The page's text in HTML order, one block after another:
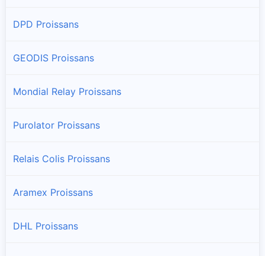
DPD Proissans
GEODIS Proissans
Mondial Relay Proissans
Purolator Proissans
Relais Colis Proissans
Aramex Proissans
DHL Proissans